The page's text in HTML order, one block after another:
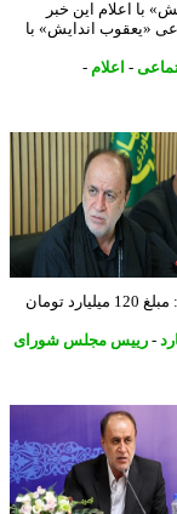
اعلام این خبر
اندایش» با
-اعلام -
است. - همدان-نایب رییس مجلس شورای اسلامی گفت: مبلغ 120 میلیارد تومان
رییس مجلس شورای